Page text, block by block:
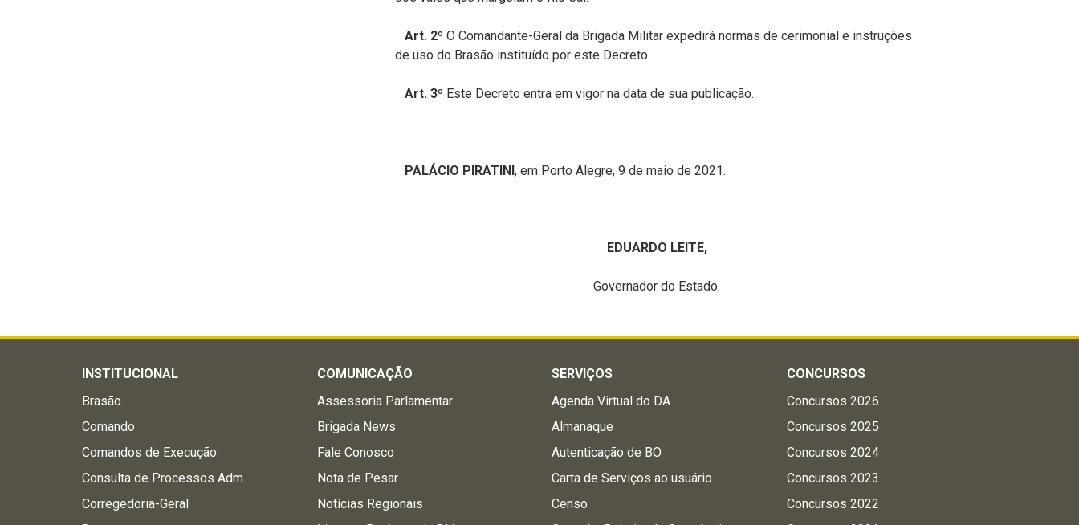
Art. 2º O Comandante-Geral da Brigada Militar expedirá normas de cerimonial e instruções
de uso do Brasão instituído por este Decreto.
Art. 3º Este Decreto entra em vigor na data de sua publicação.
PALÁCIO PIRATINI, em Porto Alegre, 9 de maio de 2021.
EDUARDO LEITE,
Governador do Estado.
INSTITUCIONAL
Brasão
Comando
Comandos de Execução
Consulta de Processos Adm.
Corregedoria-Geral
COMUNICAÇÃO
Assessoria Parlamentar
Brigada News
Fale Conosco
Nota de Pesar
Notícias Regionais
SERVIÇOS
Agenda Virtual do DA
Almanaque
Autenticação de BO
Carta de Serviços ao usuário
Censo
CONCURSOS
Concursos 2026
Concursos 2025
Concursos 2024
Concursos 2023
Concursos 2022